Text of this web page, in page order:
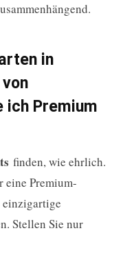
in
ich Premium
finden, wie ehrlich.
eine Premium-
Stellen Sie nur